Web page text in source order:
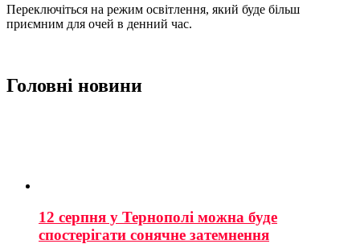
Переключіться на режим освітлення, який буде більш
приємним для очей в денний час.
Головні новини
12 серпня у Тернополі можна буде
спостерігати сонячне затемнення